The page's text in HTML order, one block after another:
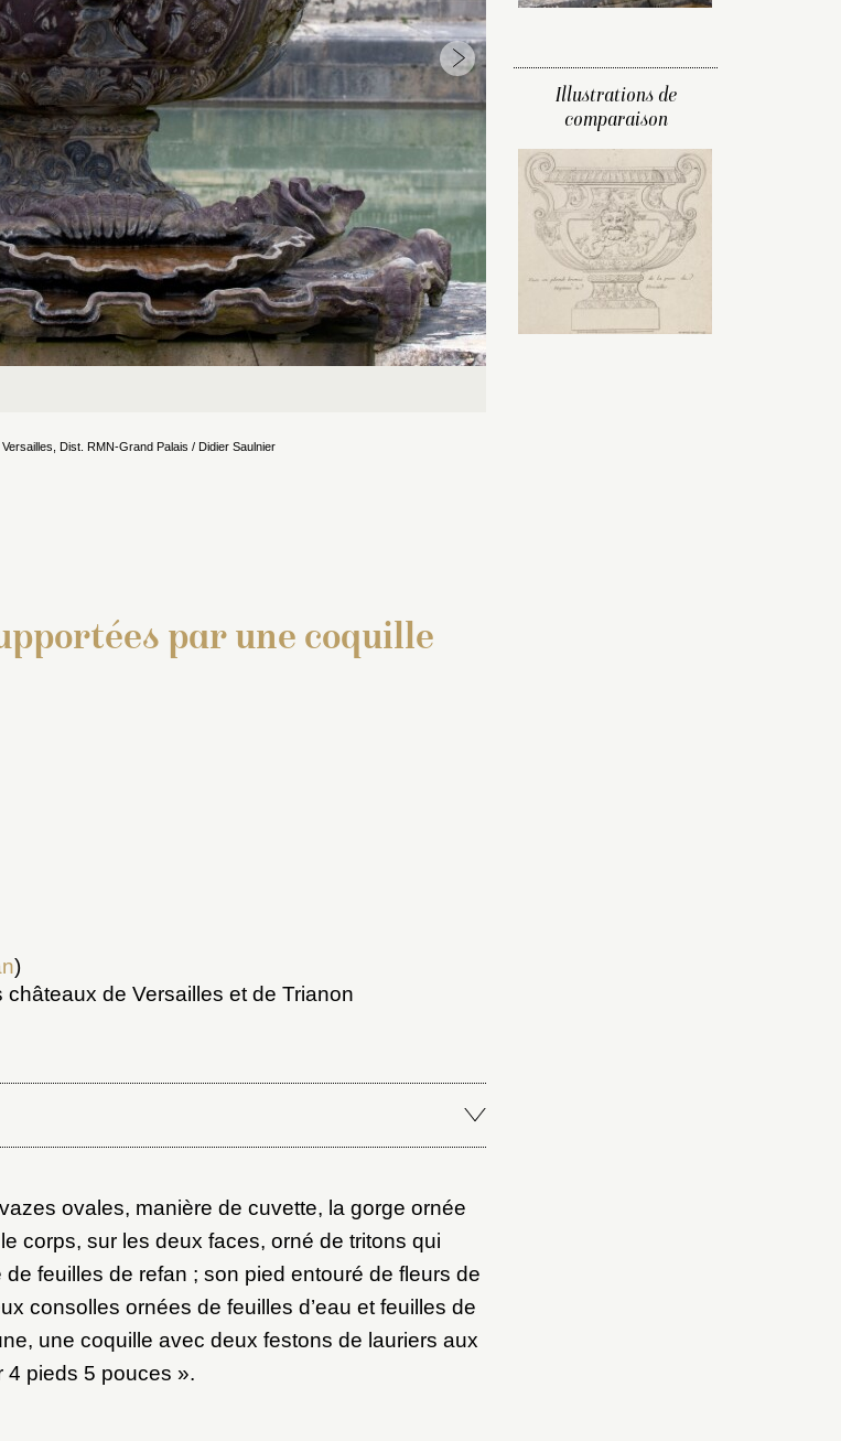
Dist. RMN-Grand Palais / Didier Saulnier
Illustrations de
comparaison
par une coquille
)
de Versailles et de Trianon
ovales, manière de cuvette, la gorge ornée
corps, sur les deux faces, orné de tritons qui
feuilles de refan ; son pied entouré de fleurs de
consolles ornées de feuilles d’eau et feuilles de
une coquille avec deux festons de lauriers aux
4 pieds 5 pouces ».
où ajouter la notice